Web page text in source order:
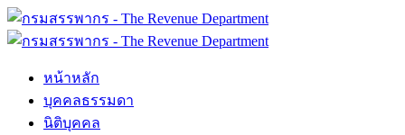
หน้าหลัก
บุคคลธรรมดา
นิติบุคคล